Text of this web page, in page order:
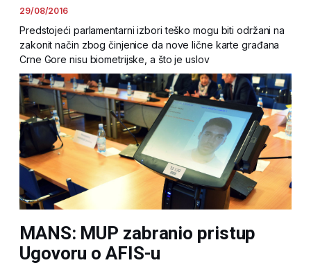
29/08/2016
Predstojeći parlamentarni izbori teško mogu biti održani na
zakonit način zbog činjenice da nove lične karte građana
Crne Gore nisu biometrijske, a što je uslov
MANS: MUP zabranio pristup
Ugovoru o AFIS-u